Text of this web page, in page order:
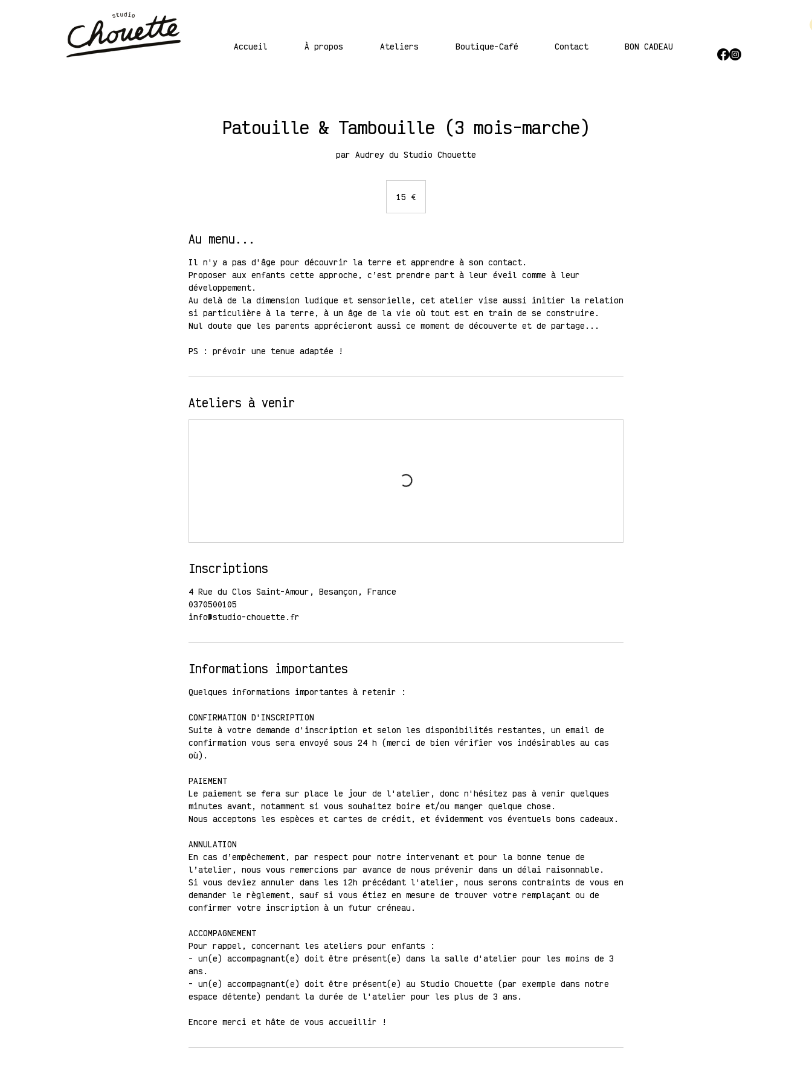
Accueil À propos Ateliers Boutique-Café Contact BON CADEAU
Patouille & Tambouille (3 mois-marche)
par Audrey du Studio Chouette
15 €
Au menu...
Il n'y a pas d'âge pour découvrir la terre et apprendre à son contact.
Proposer aux enfants cette approche, c’est prendre part à leur éveil comme à leur
développement.
Au delà de la dimension ludique et sensorielle, cet atelier vise aussi initier la relation
si particulière à la terre, à un âge de la vie où tout est en train de se construire.
Nul doute que les parents apprécieront aussi ce moment de découverte et de partage...
PS : prévoir une tenue adaptée !
Ateliers à venir
Inscriptions
4 Rue du Clos Saint-Amour, Besançon, France
0370500105
info@studio-chouette.fr
Informations importantes
Quelques informations importantes à retenir :
CONFIRMATION D'INSCRIPTION
Suite à votre demande d'inscription et selon les disponibilités restantes, un email de
confirmation vous sera envoyé sous 24 h (merci de bien vérifier vos indésirables au cas
où).
PAIEMENT
Le paiement se fera sur place le jour de l'atelier, donc n'hésitez pas à venir quelques
minutes avant, notamment si vous souhaitez boire et/ou manger quelque chose.
Nous acceptons les espèces et cartes de crédit, et évidemment vos éventuels bons cadeaux.
ANNULATION
En cas d’empêchement, par respect pour notre intervenant et pour la bonne tenue de
l’atelier, nous vous remercions par avance de nous prévenir dans un délai raisonnable.
Si vous deviez annuler dans les 12h précédant l'atelier, nous serons contraints de vous en
demander le règlement, sauf si vous étiez en mesure de trouver votre remplaçant ou de
confirmer votre inscription à un futur créneau.
ACCOMPAGNEMENT
Pour rappel, concernant les ateliers pour enfants :
- un(e) accompagnant(e) doit être présent(e) dans la salle d'atelier pour les moins de 3
ans.
- un(e) accompagnant(e) doit être présent(e) au Studio Chouette (par exemple dans notre
espace détente) pendant la durée de l'atelier pour les plus de 3 ans.
Encore merci et hâte de vous accueillir !